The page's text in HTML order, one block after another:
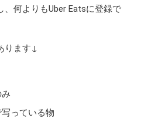
何よりもUber Eatsに登録で
ります↓
っている物